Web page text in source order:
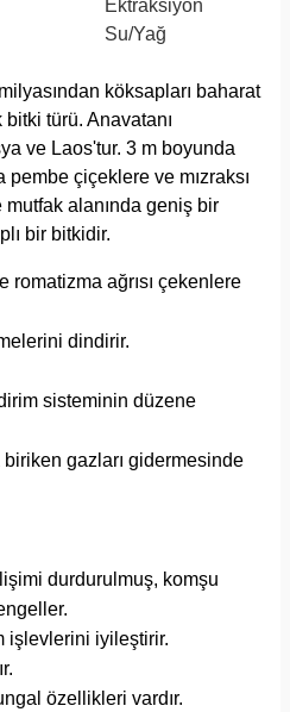
Ektraksiyon
Su/Yağ
köksapları baharat
bitki türü. Anavatanı
ve Laos'tur. 3 m boyunda
çiçeklere ve mızraksı
alanında geniş bir
bir bitkidir.
romatizma ağrısı çekenlere
dindirir.
sisteminin düzene
biriken gazları gidermesinde
durdurulmuş, komşu
işlevlerini iyileştirir.
özellikleri vardır.